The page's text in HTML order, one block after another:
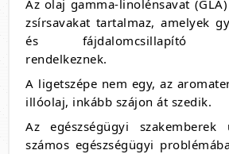
Az olaj gamma-linolénsavat
zsírsavakat tartalmaz, amelyek
és fájdalomcsillapító
rendelkeznek.
A ligetszépe nem egy, az
illóolaj, inkább szájon át szedik.
Az egészségügyi
számos egészségügyi